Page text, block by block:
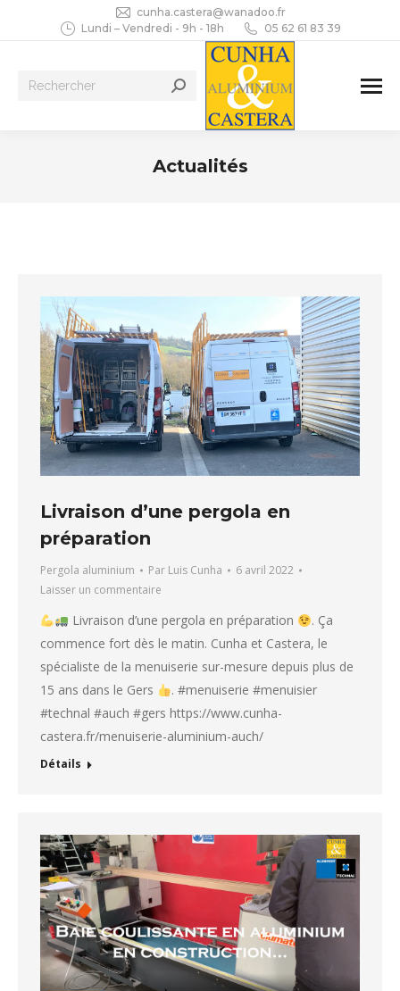
cunha.castera@wanadoo.fr
Lundi – Vendredi - 9h - 18h
05 62 61 83 39
Recherche
Actualités
Livraison d’une pergola en
préparation
Pergola aluminium Par Luis Cunha
6 avril 2022
Laisser un commentaire
Livraison d’une pergola en préparation
. Ça
commence fort dès le matin. Cunha et Castera, le
spécialiste de la menuiserie sur-mesure depuis plus de
15 ans dans le Gers
. #menuiserie #menuisier
#technal #auch #gers https://www.cunha-
castera.fr/menuiserie-aluminium-auch/
Détails